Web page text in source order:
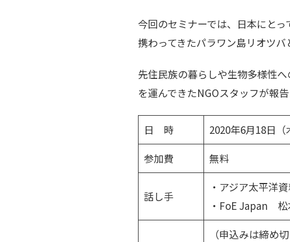
今回のセミナーでは、日本にと
携わってきたパラワン島リオツバ
先住民族の暮らしや生物多様性へ
を運んできたNGOスタッフが報
日 時
2020年6月18日
参加費
無料
話し手
・アジア太平洋
・FoE Japan 松
（申込みは締め